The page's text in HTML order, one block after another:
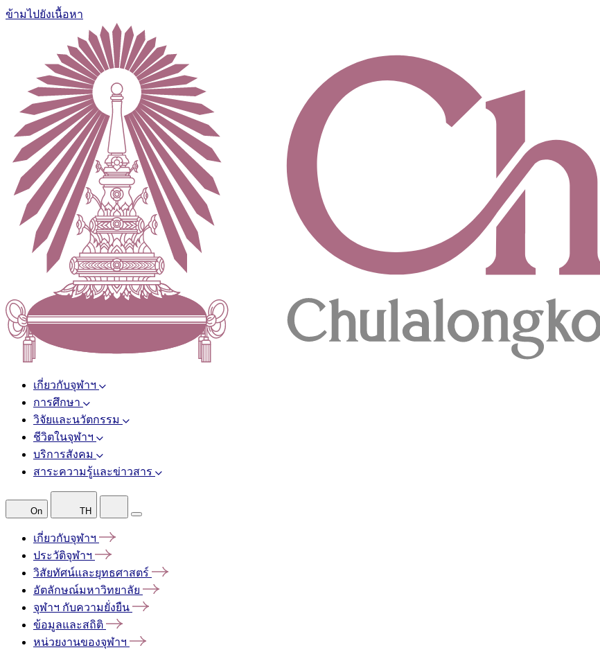
ข้ามไปยังเนื้อหา
เกี่ยวกับจุฬาฯ
การศึกษา
วิจัยและนวัตกรรม
ชีวิตในจุฬาฯ
บริการสังคม
สาระความรู้และข่าวสาร
On TH
เกี่ยวกับจุฬาฯ
ประวัติจุฬาฯ
วิสัยทัศน์และยุทธศาสตร์
อัตลักษณ์มหาวิทยาลัย
จุฬาฯ กับความยั่งยืน
ข้อมูลและสถิติ
หน่วยงานของจุฬาฯ